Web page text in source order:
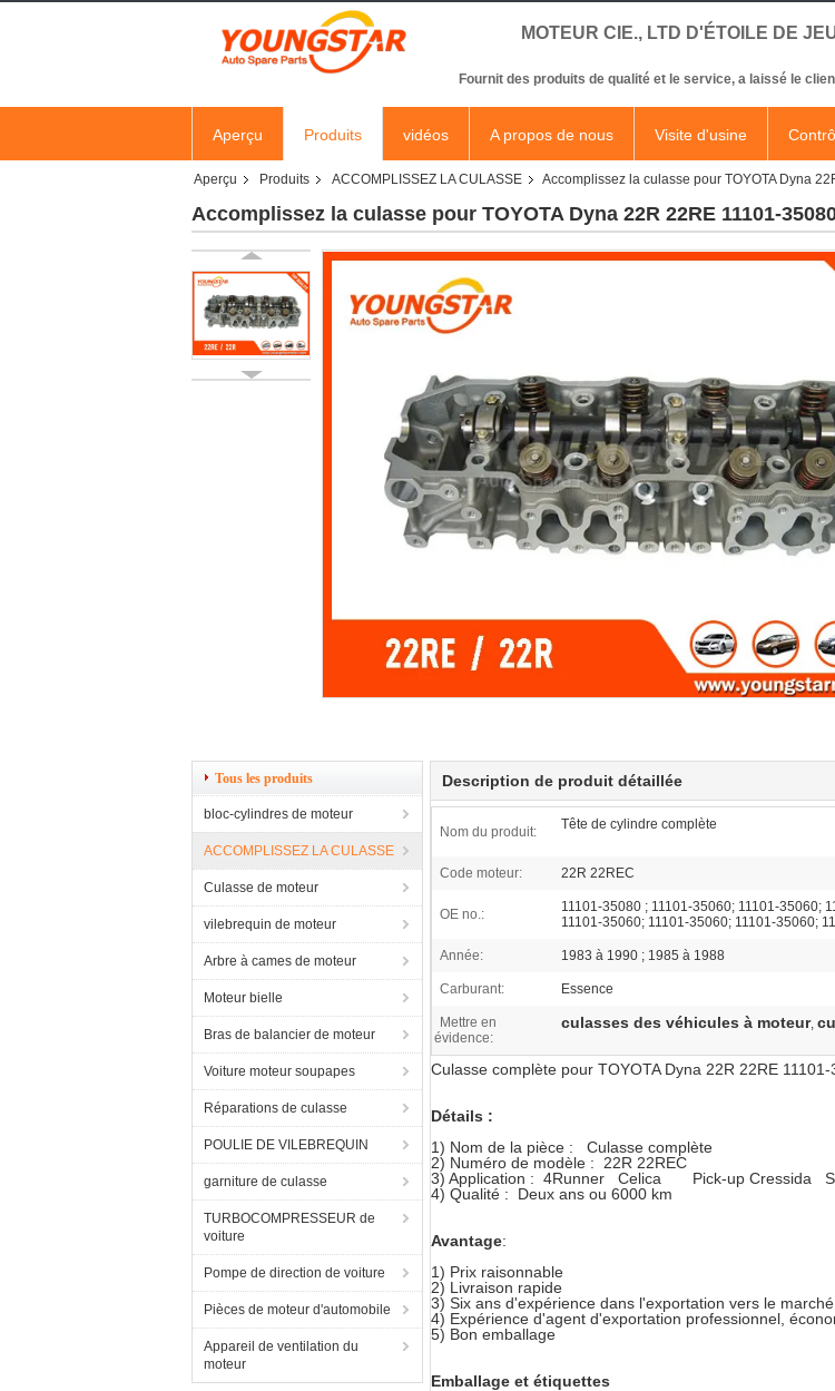
MOTEUR CIE., LTD D'ÉTOILE DE
Fournit des produits de qualité et le service, a laissé le
Aperçu Produits vidéos A propos de nous Visite d'usine
Aperçu Produits ACCOMPLISSEZ LA CULASSE Accomplissez la culasse pour TOYOTA Dyna
Accomplissez la culasse pour TOYOTA Dyna 22R 22RE 11101-
Tous les produits
bloc-cylindres de moteur
ACCOMPLISSEZ LA CULASSE
Culasse de moteur
vilebrequin de moteur
Arbre à cames de moteur
Moteur bielle
Bras de balancier de moteur
Voiture moteur soupapes
Réparations de culasse
POULIE DE VILEBREQUIN
garniture de culasse
TURBOCOMPRESSEUR de
voiture
Pompe de direction de voiture
Pièces de moteur d'automobile
Appareil de ventilation du
moteur
Description de produit détaillée
Nom du produit: Tête de cylindre complète
Code moteur: 22R 22REC
OE no.:
11101-35080 ; 11101-35060; 11101-35060;
11101-35060; 11101-35060; 11101-35060;
Année: 1983 à 1990 ; 1985 à 1988
Carburant: Essence
Mettre en
évidence:
culasses des véhicules à moteur,
Culasse complète pour TOYOTA Dyna 22R 22RE
Détails :
1) Nom de la pièce : Culasse complète
2) Numéro de modèle : 22R 22REC
3) Application : 4Runner Celica Pick-up Cressida
4) Qualité : Deux ans ou 6000 km
Avantage:
1) Prix raisonnable
2) Livraison rapide
3) Six ans d'expérience dans l'exportation vers le
4) Expérience d'agent d'exportation professionnel,
5) Bon emballage
Emballage et étiquettes